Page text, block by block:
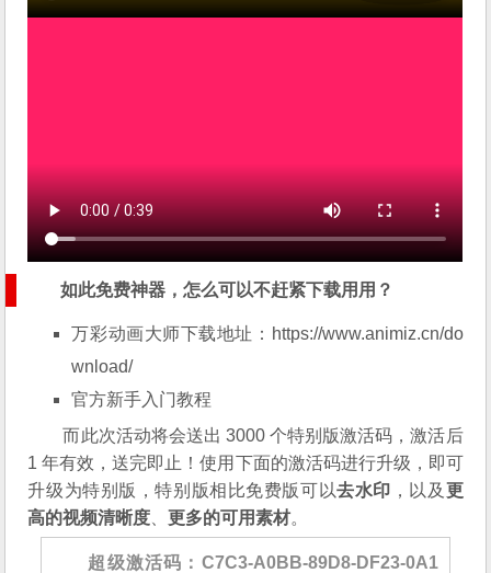
如此免费神器 ，怎么可以不赶紧下载用用？
万彩动画大师下载地址： https://www.animiz.cn/do
wnload/
官方新手入门教程
而此次活动将会送出 3000 个特别版激活码，激活后
1 年有效，送完即止！使用下面的激活码进行升级，即可
升级为特别版，特别版相比免费版可以去水印 ，以及 更
高的视频清晰度 、更多的可用素材。
超级激活码：C7C3-A0BB-89D8-DF23-0A1